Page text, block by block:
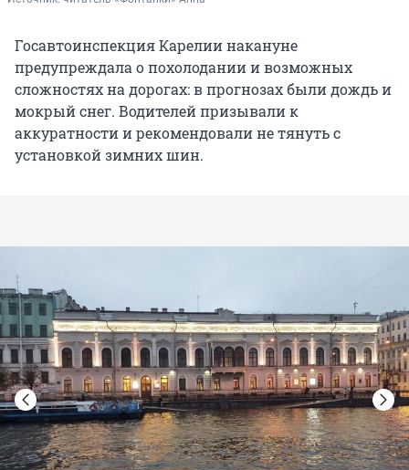
Госавтоинспекция Карелии накануне
предупреждала о похолодании и возможных
сложностях на дорогах: в прогнозах были дождь и
мокрый снег. Водителей призывали к
аккуратности и рекомендовали не тянуть с
установкой зимних шин.